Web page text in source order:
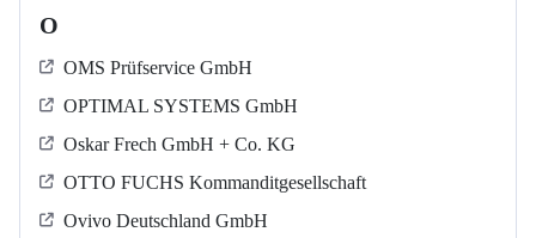
O
OMS Prüfservice GmbH
OPTIMAL SYSTEMS GmbH
Oskar Frech GmbH + Co. KG
OTTO FUCHS Kommanditgesellschaft
Ovivo Deutschland GmbH